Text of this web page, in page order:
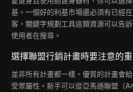
基。一個好的利基市場還必須有已經
客，關鍵字規劃工具這類資源可以告
使用者在搜尋。
選擇聯盟行銷計畫時要注意的
並非所有計畫都一樣。優質的計畫會
受眾屬性。新手可以從亞馬遜聯盟（